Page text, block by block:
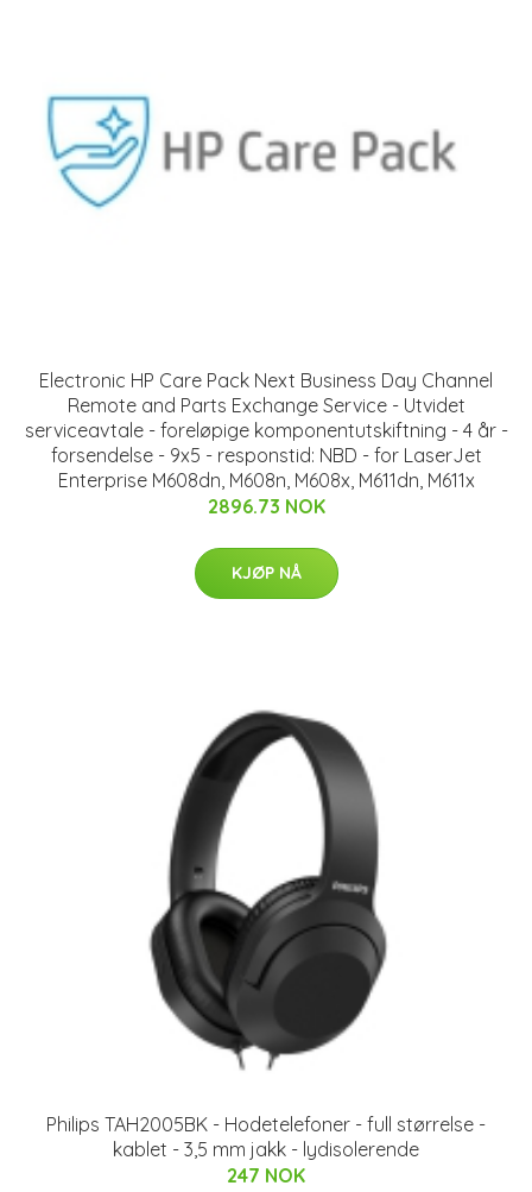
Electronic HP Care Pack Next Business Day Channel
Remote and Parts Exchange Service - Utvidet
serviceavtale - foreløpige komponentutskiftning - 4 år -
forsendelse - 9x5 - responstid: NBD - for LaserJet
Enterprise M608dn, M608n, M608x, M611dn, M611x
2896.73 NOK
KJØP NÅ
Philips TAH2005BK - Hodetelefoner - full størrelse -
kablet - 3,5 mm jakk - lydisolerende
247 NOK